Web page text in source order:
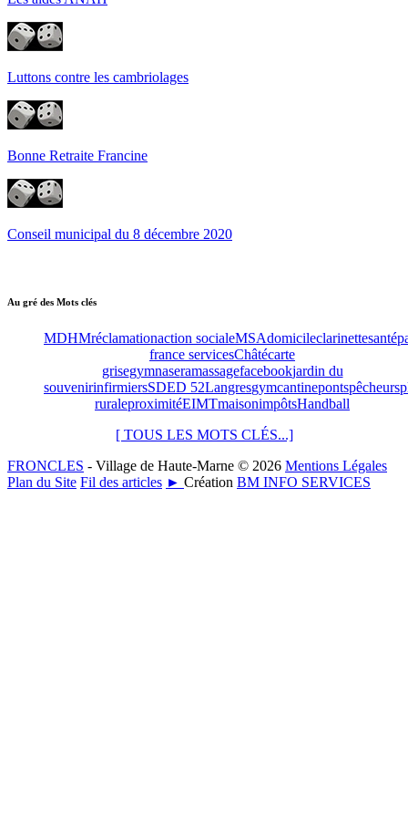
Luttons contre les cambriolages
Bonne Retraite Francine
Conseil municipal du 8 décembre 2020
Au gré des Mots clés
MDHMréclamationaction socialeMSAdomicileclarinettesanté
france servicesChâtécarte
grisegymnaseramassagefacebookjardin du
souvenirinfirmiersSDED 52Langresgymcantinepontspêcheurs
ruraleproximitéEIMTmaisonimpôtsHandball
[ TOUS LES MOTS CLÉS...]
FRONCLES - Village de Haute-Marne © 2026 Mentions Légales
Plan du Site Fil des articles ► Création BM INFO SERVICES